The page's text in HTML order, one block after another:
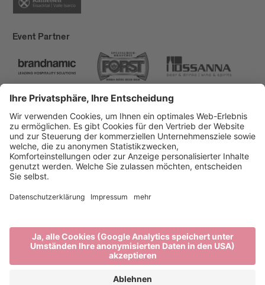
Event Partner
Brixen Tourismus
Privacy
Impressum
Förderungen
produced by